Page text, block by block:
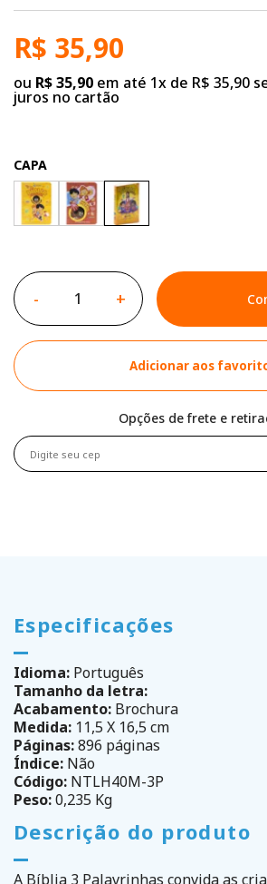
R$ 35,90
ou R$ 35,90 em até 1x de R$ 35,90
juros no cartão
CAPA
- +
Adicionar aos
Opções de frete e
Especificações
Idioma: Português
Tamanho da letra:
Acabamento: Brochura
Medida: 11,5 X 16,5 cm
Páginas:896 páginas
Índice: Não
Código: NTLH40M-3P
Peso:0,235 Kg
Descrição do produto
A Bíblia 3 Palavrinhas convida as